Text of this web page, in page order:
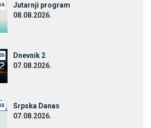
Јutarnji program
08.08.2026.
Dnevnik 2
07.08.2026.
Srpska Danas
07.08.2026.